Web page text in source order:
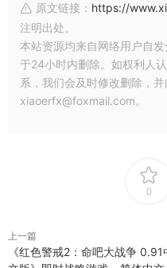
原文链接： https://
注明出处。
本站资源均来自网络用户自
于24小时内删除。如权利人
系，我们会及时修改删除，
xiaoerfx@foxmail.com。
0
上一篇
《红色警戒2：命吧大战争 0.91